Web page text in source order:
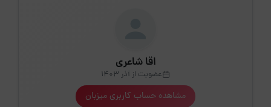
اقا شاعری
عضویت از آذر 1403
مشاهده حساب کاربری میزبان